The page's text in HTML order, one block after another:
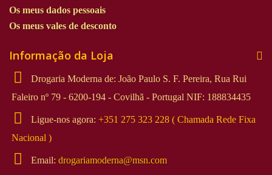
Os meus dados pessoais
Os meus vales de desconto
Informação da Loja
Drogaria Moderna de: João Paulo S. F. Pereira, Rua Rui
Faleiro nº 79 - 6200-194 - Covilhã - Portugal NIF: 188834435
Ligue-nos agora: +351 275 323 228 ( Chamada Rede Fixa
Nacional )
Email: drogariamoderna@msn.com